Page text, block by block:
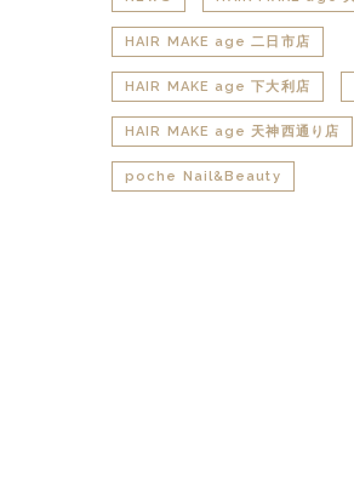
HAIR MAKE age 二日市店
HAIR MAKE age 下大利店
HAIR MAKE age 天神西通り店
poche Nail&Beauty